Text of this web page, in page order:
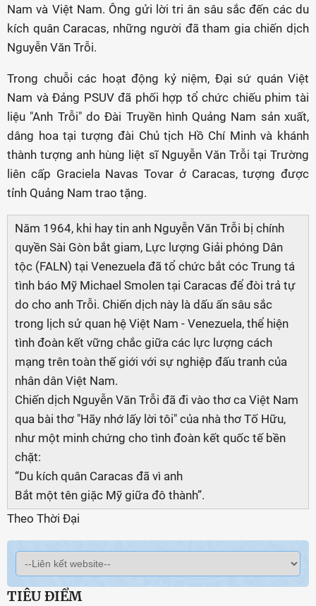
Nam và Việt Nam. Ông gửi lời tri ân sâu sắc đến các du
kích quân Caracas, những người đã tham gia chiến dịch
Nguyễn Văn Trỗi.
Trong chuỗi các hoạt động kỷ niệm, Đại sứ quán Việt
Nam và Đảng PSUV đã phối hợp tổ chức chiếu phim tài
liệu "Anh Trỗi" do Đài Truyền hình Quảng Nam sản xuất,
dâng hoa tại tượng đài Chủ tịch Hồ Chí Minh và khánh
thành tượng anh hùng liệt sĩ Nguyễn Văn Trỗi tại Trường
liên cấp Graciela Navas Tovar ở Caracas, tượng được
tỉnh Quảng Nam trao tặng.
Năm 1964, khi hay tin anh Nguyễn Văn Trỗi bị chính
quyền Sài Gòn bắt giam, Lực lượng Giải phóng Dân
tộc (FALN) tại Venezuela đã tổ chức bắt cóc Trung tá
tình báo Mỹ Michael Smolen tại Caracas để đòi trả tự
do cho anh Trỗi. Chiến dịch này là dấu ấn sâu sắc
trong lịch sử quan hệ Việt Nam - Venezuela, thể hiện
tình đoàn kết vững chắc giữa các lực lượng cách
mạng trên toàn thế giới với sự nghiệp đấu tranh của
nhân dân Việt Nam.
Chiến dịch Nguyễn Văn Trỗi đã đi vào thơ ca Việt Nam
qua bài thơ "Hãy nhớ lấy lời tôi" của nhà thơ Tố Hữu,
như một minh chứng cho tình đoàn kết quốc tế bền
chặt:
“Du kích quân Caracas đã vì anh
Bắt một tên giặc Mỹ giữa đô thành”.
Theo Thời Đại
TIÊU ĐIỂM